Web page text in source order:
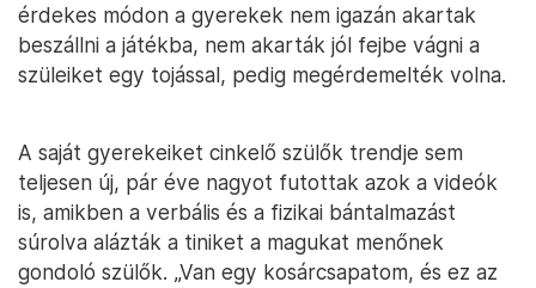
érdekes módon a gyerekek nem igazán akartak
beszállni a játékba, nem akarták jól fejbe vágni a
szüleiket egy tojással, pedig megérdemelték volna.
A saját gyerekeiket cinkelő szülők trendje sem
teljesen új, pár éve nagyot futottak azok a videók
is, amikben a verbális és a fizikai bántalmazást
súrolva alázták a tiniket a magukat menőnek
gondoló szülők. „Van egy kosárcsapatom, és ez az